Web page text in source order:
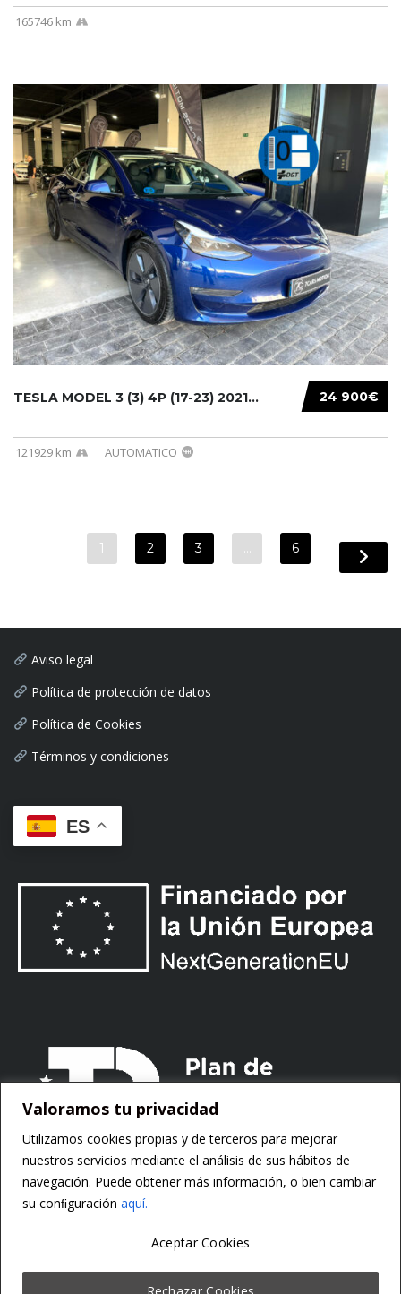
Valoramos tu privacidad
Utilizamos cookies propias y de terceros para mejorar
nuestros servicios mediante el análisis de sus hábitos de
navegación. Puede obtener más información, o bien cambiar
su conﬁguración aquí.
Rechazar Cookies
Aceptar Cookies
165746 km
24 900€
TESLA MODEL 3 (3) 4P (17-23) 2021...
121929 km AUTOMATICO
1 2 3 … 6
Aviso legal
Política de protección de datos
Política de Cookies
Términos y condiciones
ES